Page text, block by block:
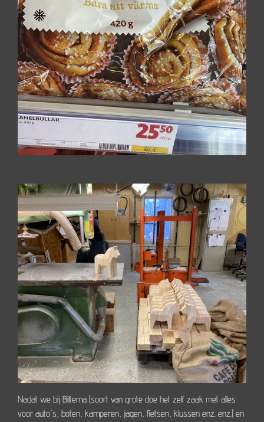
Nadat we bij Biltema (soort van grote doe het zelf zaak met alles
voor auto's, boten, kamperen, jagen, fietsen, klussen enz. enz.) en